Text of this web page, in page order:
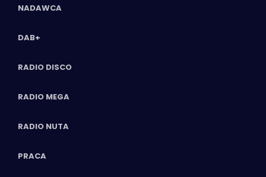
NADAWCA
DAB+
RADIO DISCO
RADIO MEGA
RADIO NUTA
PRACA